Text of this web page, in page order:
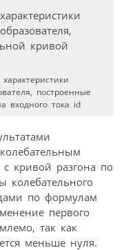
построенные
входного тока id
кривой разгона по
колебательного
по формулам
первого
так как
меньше нуля.